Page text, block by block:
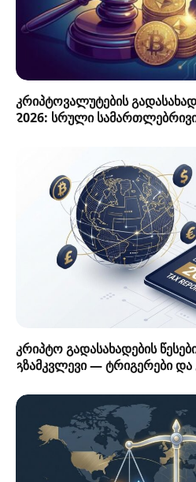
კრიპტოვალუტების
2026: სრული
კრიპტო გადასახადების
გზამკვლევი — ტრიგერები და